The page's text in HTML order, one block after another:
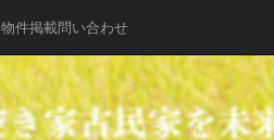
物件掲載問い合わせ